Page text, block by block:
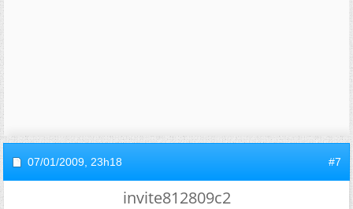
07/01/2009, 23h18 #7
invite812809c2